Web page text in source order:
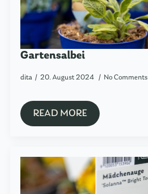
Gartensalbei
dita 20. August 2024 No Comments
READ MORE